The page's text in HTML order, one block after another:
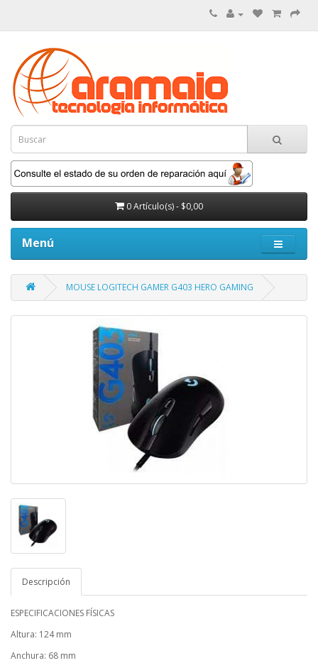
0 Artículo(s) - $0,00
Menú
MOUSE LOGITECH GAMER G403 HERO GAMING
Descripción
ESPECIFICACIONES FÍSICAS
Altura: 124 mm
Anchura: 68 mm